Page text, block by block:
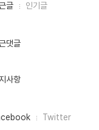
글 인기글
댓글
사항
Twitter